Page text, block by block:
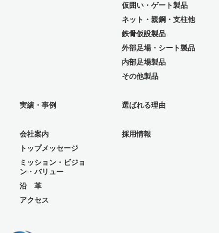
仮囲い・ゲート製品
ネット・親鋼・支柱他
鉄骨仮設製品
外部足場・シート製品
内部足場製品
その他製品
実績・事例 選ばれる理由
会社案内
トップメッセージ
ミッション・ビジョ
ン・バリュー
沿 革
アクセス
採用情報